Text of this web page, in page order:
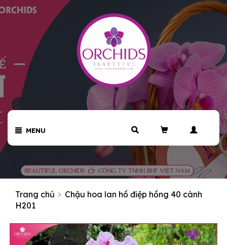
MENU
Trang chủ
Chậu hoa lan hồ điệp hồng 40 cành
H201